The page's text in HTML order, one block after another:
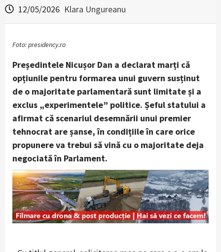
12/05/2026 Klara Ungureanu
Foto: presidency.ro
Președintele Nicușor Dan a declarat marți că
opțiunile pentru formarea unui guvern susținut
de o majoritate parlamentară sunt limitate și a
exclus „experimentele” politice. Șeful statului a
afirmat că scenariul desemnării unui premier
tehnocrat are șanse, în condițiile în care orice
propunere va trebui să vină cu o majoritate deja
negociată în Parlament.